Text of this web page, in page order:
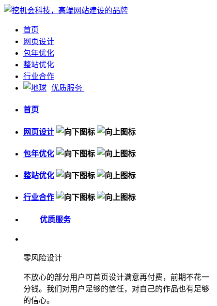
首页
网页设计
包年优化
整站优化
行业合作
优质服务
首页
网页设计
包年优化
整站优化
行业合作
优质服务
零风险设计
不放心的部分用户可首页设计满意再付费，前期不花一
分钱。我们对用户足够的信任，对自己的作品也有足够
的信心。